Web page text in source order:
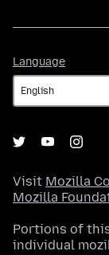
Language
Visit Mozilla
Mozilla
Portions of
individual